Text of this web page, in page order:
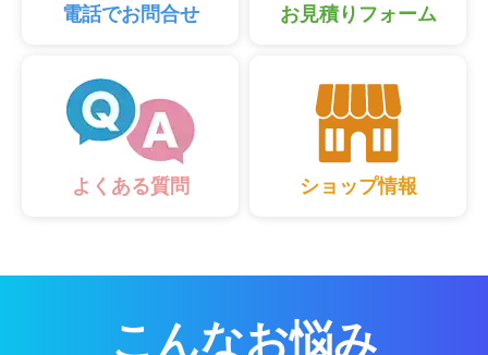
電話でお問合せ お見積りフォーム
よくある質問 ショップ情報
こんなお悩み